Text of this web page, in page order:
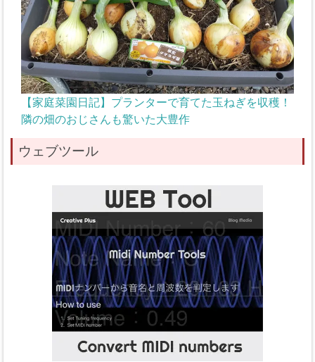
【家庭菜園日記】プランターで育てた玉ねぎを収穫！
隣の畑のおじさんも驚いた大豊作
ウェブツール